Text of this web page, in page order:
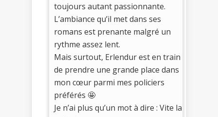
toujours autant passionnante.
L’ambiance qu’il met dans ses
romans est prenante malgré un
rythme assez lent.
Mais surtout, Erlendur est en train
de prendre une grande place dans
mon cœur parmi mes policiers
préférés 🤩
Je n’ai plus qu’un mot à dire : Vite la